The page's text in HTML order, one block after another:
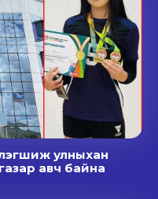
улныхан
авч байна